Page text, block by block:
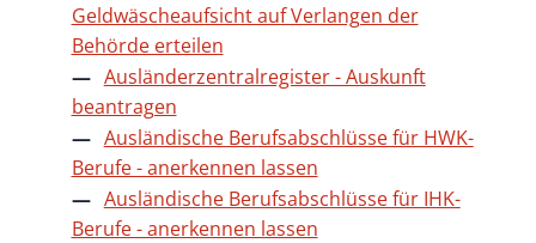
Geldwäscheaufsicht auf Verlangen der
Behörde erteilen
Ausländerzentralregister - Auskunft
beantragen
Ausländische Berufsabschlüsse für HWK-
Berufe - anerkennen lassen
Ausländische Berufsabschlüsse für IHK-
Berufe - anerkennen lassen